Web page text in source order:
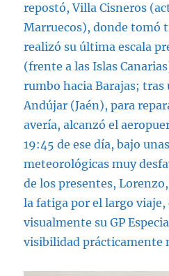
repostó, Villa Cisneros
Marruecos), donde tomó
realizó su última escala
(frente a las Islas
rumbo hacia Barajas; tras
Andújar (Jaén), para
avería, alcanzó el
19:45 de ese día, bajo
meteorológicas muy
de los presentes,
la fatiga por el largo
visualmente su GP
visibilidad prácticamente